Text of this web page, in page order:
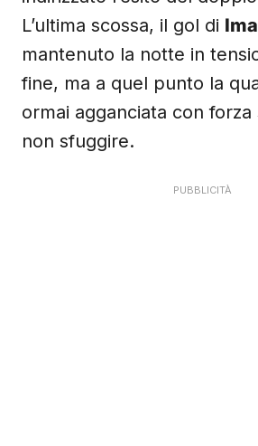
L’ultima scossa, il gol di
mantenuto la notte in
fine, ma a quel punto la
ormai agganciata con
non sfuggire.